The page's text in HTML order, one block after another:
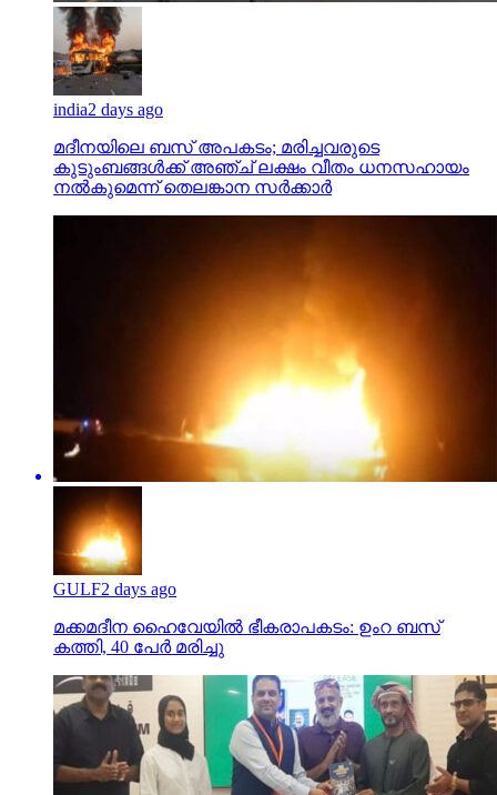
india2 days ago
മദീനയിലെ ബസ് അപകടം; മരിച്ചവരുടെ
കുടുംബങ്ങള്‍ക്ക് അഞ്ച് ലക്ഷം വീതം ധനസഹായം
നല്‍കുമെന്ന് തെലങ്കാന സര്‍ക്കാര്‍
GULF2 days ago
മക്കമദീന ഹൈവേയില്‍ ഭീകരാപകടം: ഉംറ ബസ്
കത്തി, 40 പേര്‍ മരിച്ചു